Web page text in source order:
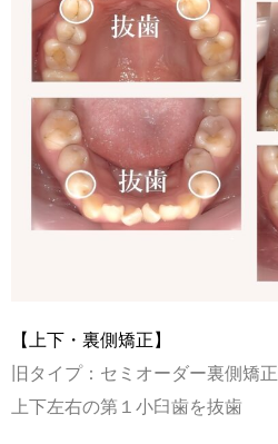
【上下・裏側矯正】
旧タイプ：セミオーダー裏側矯正
上下左右の第１小臼歯を抜歯